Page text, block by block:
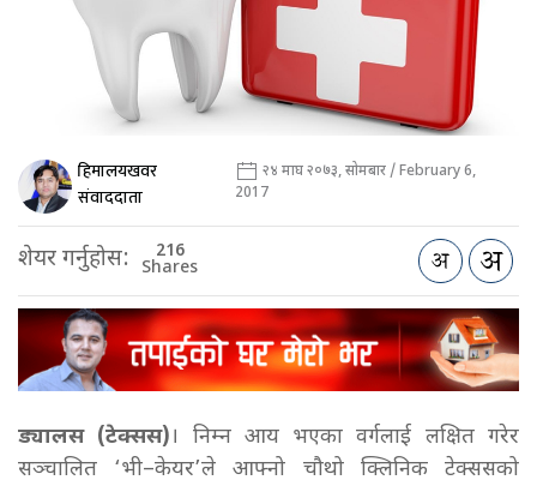
हिमालयखवर
संवाददाता
२४ माघ २०७३, सोमबार / February 6,
2017
शेयर गर्नुहोस: 216
Shares
ड्यालस (टेक्सस)। निम्न आय भएका वर्गलाई लक्षित गरेर
सञ्चालित ‘भी–केयर’ले आफ्नो चौथो क्लिनिक टेक्ससको